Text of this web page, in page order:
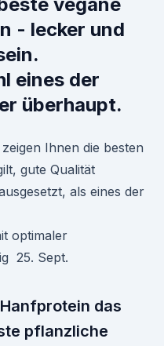
- lecker und
eines der
überhaupt.
Ihnen die besten
gute Qualität
als eines der
optimaler
25. Sept.
das
pflanzliche